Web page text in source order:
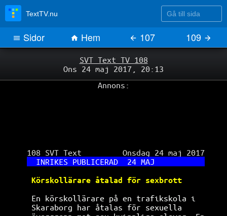
SVT Text TV 108
Ons 24 maj 2017, 20:13
Annons:
108 SVT Text         Onsdag 24 maj 2017
INRIKES PUBLICERAD  24 MAJ
Körskollärare åtalad för sexbrott
En körskollärare på en trafikskola i
Skaraborg har åtalas för sexuella
TextTV.nu Gå till sida
Sidor Hem 107 109